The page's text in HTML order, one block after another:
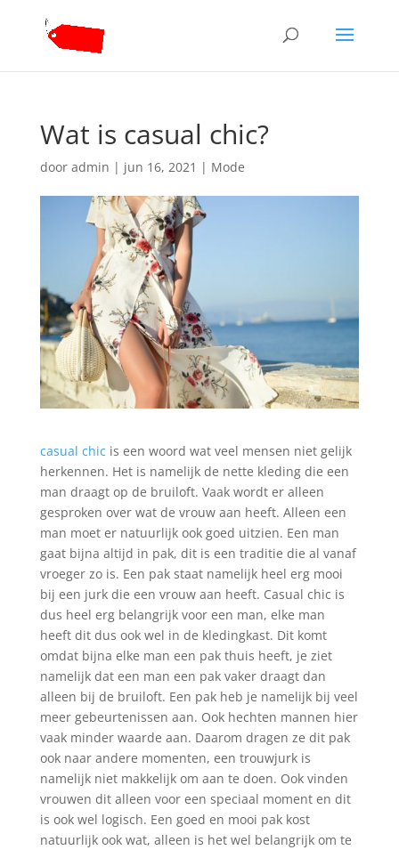
Wat is casual chic?
door admin | jun 16, 2021 | Mode
casual chic is een woord wat veel mensen niet gelijk
herkennen. Het is namelijk de nette kleding die een
man draagt op de bruiloft. Vaak wordt er alleen
gesproken over wat de vrouw aan heeft. Alleen een
man moet er natuurlijk ook goed uitzien. Een man
gaat bijna altijd in pak, dit is een traditie die al vanaf
vroeger zo is. Een pak staat namelijk heel erg mooi
bij een jurk die een vrouw aan heeft. Casual chic is
dus heel erg belangrijk voor een man, elke man
heeft dit dus ook wel in de kledingkast. Dit komt
omdat bijna elke man een pak thuis heeft, je ziet
namelijk dat een man een pak vaker draagt dan
alleen bij de bruiloft. Een pak heb je namelijk bij veel
meer gebeurtenissen aan. Ook hechten mannen hier
vaak minder waarde aan. Daarom dragen ze dit pak
ook naar andere momenten, een trouwjurk is
namelijk niet makkelijk om aan te doen. Ook vinden
vrouwen dit alleen voor een speciaal moment en dit
is ook wel logisch. Een goed en mooi pak kost
natuurlijk ook wat, alleen is het wel belangrijk om te